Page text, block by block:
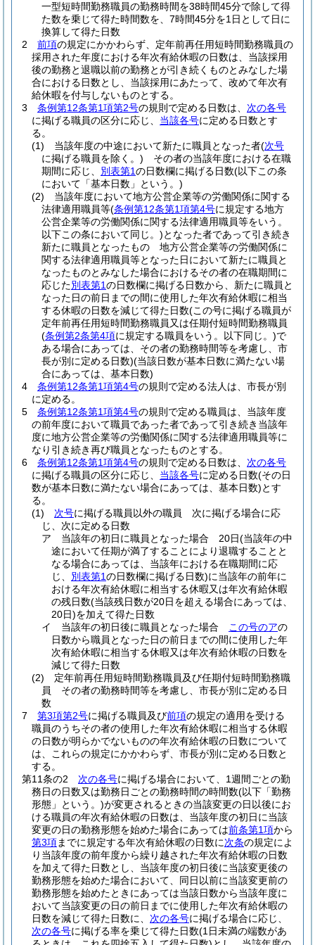
一型短時間勤務職員の勤務時間を38時間45分で除して得
た数を乗じて得た時間数を、7時間45分を1日として日に
換算して得た日数
2
前項の規定にかかわらず、定年前再任用短時間勤務職員の
採用された年度における年次有給休暇の日数は、当該採用
後の勤務と退職以前の勤務とが引き続くものとみなした場
合における日数とし、当該採用にあたって、改めて年次有
給休暇を付与しないものとする。
3
条例第12条第1項第2号の規則で定める日数は、 次の各号
に掲げる職員の区分に応じ、 当該各号に定める日数とす
る。
(1)
当該年度の中途において新たに職員となった者(次号
に掲げる職員を除く。) その者の当該年度における在職
期間に応じ、 別表第1の日数欄に掲げる日数(以下この条
において「基本日数」という。)
(2)
当該年度において地方公営企業等の労働関係に関する
法律適用職員等(条例第12条第1項第4号に規定する地方
公営企業等の労働関係に関する法律適用職員等をいう。
以下この条において同じ。)となった者であって引き続き
新たに職員となったもの 地方公営企業等の労働関係に
関する法律適用職員等となった日において新たに職員と
なったものとみなした場合におけるその者の在職期間に
応じた別表第1の日数欄に掲げる日数から、新たに職員と
なった日の前日までの間に使用した年次有給休暇に相当
する休暇の日数を減じて得た日数(この号に掲げる職員が
定年前再任用短時間勤務職員又は任期付短時間勤務職員
(条例第2条第4項に規定する職員をいう。以下同じ。)で
ある場合にあっては、その者の勤務時間等を考慮し、市
長が別に定める日数)(当該日数が基本日数に満たない場
合にあっては、基本日数)
4
条例第12条第1項第4号の規則で定める法人は、市長が別
に定める。
5
条例第12条第1項第4号の規則で定める職員は、当該年度
の前年度において職員であった者であって引き続き当該年
度に地方公営企業等の労働関係に関する法律適用職員等に
なり引き続き再び職員となったものとする。
6
条例第12条第1項第4号の規則で定める日数は、 次の各号
に掲げる職員の区分に応じ、 当該各号に定める日数(その日
数が基本日数に満たない場合にあっては、基本日数)とす
る。
(1)
次号に掲げる職員以外の職員 次に掲げる場合に応
じ、次に定める日数
ア
当該年の初日に職員となった場合 20日(当該年の中
途において任期が満了することにより退職することと
なる場合にあっては、当該年における在職期間に応
じ、 別表第1の日数欄に掲げる日数)に当該年の前年に
おける年次有給休暇に相当する休暇又は年次有給休暇
の残日数(当該残日数が20日を超える場合にあっては、
20日)を加えて得た日数
イ
当該年の初日後に職員となった場合 この号のアの
日数から職員となった日の前日までの間に使用した年
次有給休暇に相当する休暇又は年次有給休暇の日数を
減じて得た日数
(2)
定年前再任用短時間勤務職員及び任期付短時間勤務職
員 その者の勤務時間等を考慮し、市長が別に定める日
数
7
第3項第2号に掲げる職員及び前項の規定の適用を受ける
職員のうちその者の使用した年次有給休暇に相当する休暇
の日数が明らかでないものの年次有給休暇の日数について
は、これらの規定にかかわらず、市長が別に定める日数と
する。
第11条の2
次の各号に掲げる場合において、1週間ごとの勤
務日の日数又は勤務日ごとの勤務時間の時間数(以下「勤務
形態」という。)が変更されるときの当該変更の日以後にお
ける職員の年次有給休暇の日数は、当該年度の初日に当該
変更の日の勤務形態を始めた場合にあっては前条第1項から
第3項までに規定する年次有給休暇の日数に次条の規定によ
り当該年度の前年度から繰り越された年次有給休暇の日数
を加えて得た日数とし、当該年度の初日後に当該変更後の
勤務形態を始めた場合において、同日以前に当該変更前の
勤務形態を始めたときにあっては当該日数から当該年度に
おいて当該変更の日の前日までに使用した年次有給休暇の
日数を減じて得た日数に、 次の各号に掲げる場合に応じ、
次の各号に掲げる率を乗じて得た日数(1日未満の端数があ